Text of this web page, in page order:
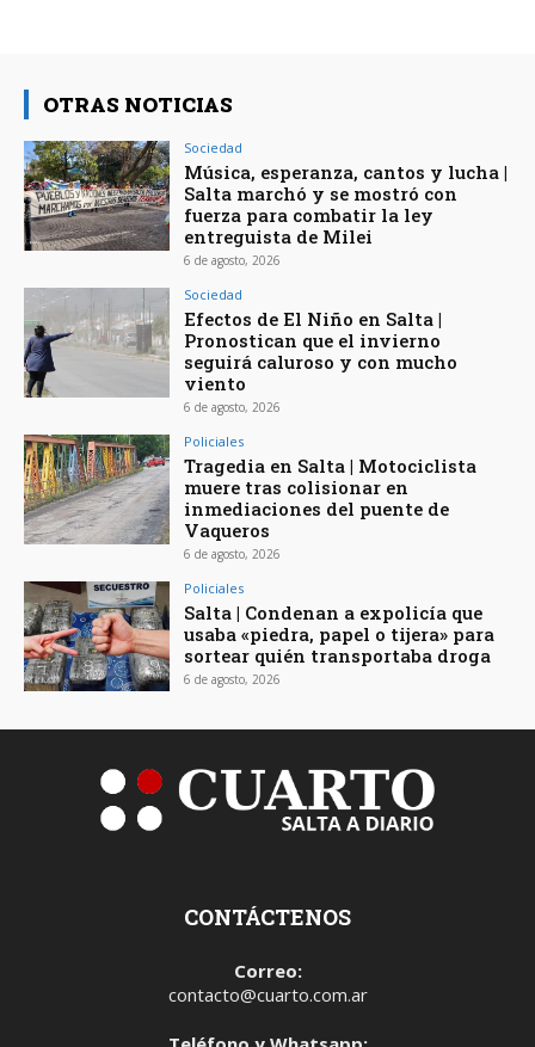
OTRAS NOTICIAS
Sociedad
Música, esperanza, cantos y lucha |
Salta marchó y se mostró con
fuerza para combatir la ley
entreguista de Milei
6 de agosto, 2026
Sociedad
Efectos de El Niño en Salta |
Pronostican que el invierno
seguirá caluroso y con mucho
viento
6 de agosto, 2026
Policiales
Tragedia en Salta | Motociclista
muere tras colisionar en
inmediaciones del puente de
Vaqueros
6 de agosto, 2026
Policiales
Salta | Condenan a expolicía que
usaba «piedra, papel o tijera» para
sortear quién transportaba droga
6 de agosto, 2026
CONTÁCTENOS
Correo:
contacto@cuarto.com.ar